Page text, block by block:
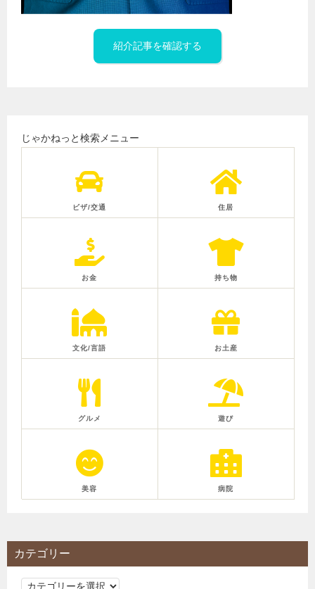
紹介記事を確認する
じゃかねっと検索メニュー
ビザ/交通 住居
お金 持ち物
文化/言語 お土産
グルメ 遊び
美容 病院
カテゴリー
カ